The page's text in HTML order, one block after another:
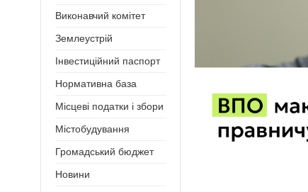
Виконавчий комітет
Землеустрій
Інвестиційний паспорт
Нормативна база
Місцеві податки і збори
Містобудування
Громадський бюджет
Новини